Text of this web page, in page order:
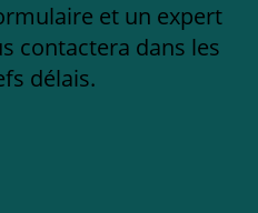
et un expert
contactera dans les
délais.